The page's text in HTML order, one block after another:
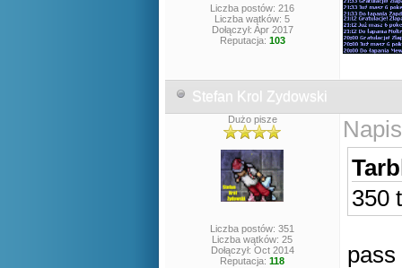
Liczba postów: 216
Liczba wątków: 5
Dołączył: Apr 2017
Reputacja: 103
Stefan Krol Zydowski
Dużo pisze
Liczba postów: 351
Liczba wątków: 25
Dołączył: Oct 2014
Reputacja: 118
350
pass